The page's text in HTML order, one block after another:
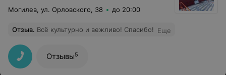
Могилев, ул. Орловского, 38 до 20:00
Отзыв. Всё культурно и вежливо! Спасибо! Еще
Отзывы5